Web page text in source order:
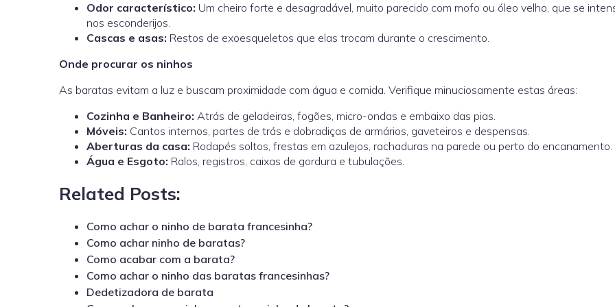
Odor característico: Um cheiro forte e desagradável, muito parecido com mofo ou óleo velho, que se
nos esconderijos.
Cascas e asas: Restos de exoesqueletos que elas trocam durante o crescimento.
Onde procurar os ninhos
As baratas evitam a luz e buscam proximidade com água e comida. Verifique minuciosamente estas áreas:
Cozinha e Banheiro: Atrás de geladeiras, fogões, micro-ondas e embaixo das pias.
Móveis: Cantos internos, partes de trás e dobradiças de armários, gaveteiros e despensas.
Aberturas da casa: Rodapés soltos, frestas em azulejos, rachaduras na parede ou perto do encanamento.
Água e Esgoto: Ralos, registros, caixas de gordura e tubulações.
Related Posts:
Como achar o ninho de barata francesinha?
Como achar ninho de baratas?
Como acabar com a barata?
Como achar o ninho das baratas francesinhas?
Dedetizadora de barata